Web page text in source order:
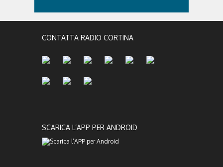
CONTATTA RADIO CORTINA
SCARICA L’APP PER ANDROID